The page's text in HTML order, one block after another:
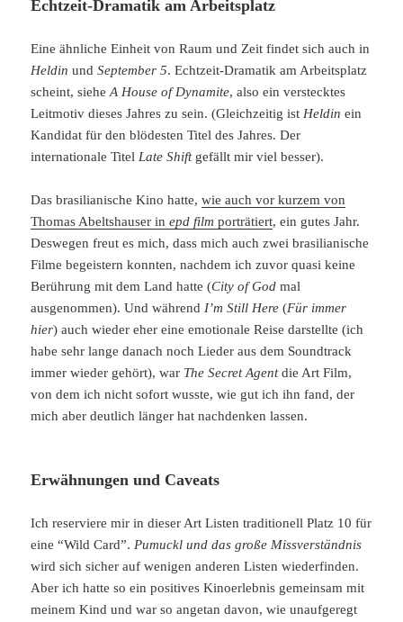
Echtzeit-Dramatik am Arbeitsplatz
Eine ähnliche Einheit von Raum und Zeit findet sich auch in
Heldin undSeptember 5. Echtzeit-Dramatik am Arbeitsplatz
scheint, sieheA House of Dynamite, also ein verstecktes
Leitmotiv dieses Jahres zu sein. (Gleichzeitig ist Heldin ein
Kandidat für den blödesten Titel des Jahres. Der
internationale Titel Late Shiftgefällt mir viel besser).
Das brasilianische Kino hatte,wie auch vor kurzem von
Thomas Abeltshauser inepd film porträtiert, ein gutes Jahr.
Deswegen freut es mich, dass mich auch zwei brasilianische
Filme begeistern konnten, nachdem ich zuvor quasi keine
Berührung mit dem Land hatte (City of Godmal
ausgenommen). Und während I’m Still Here(Für immer
hier) auch wieder eher eine emotionale Reise darstellte (ich
habe sehr lange danach noch Lieder aus dem Soundtrack
immer wieder gehört), war The Secret Agentdie Art Film,
von dem ich nicht sofort wusste, wie gut ich ihn fand, der
mich aber deutlich länger hat nachdenken lassen.
Erwähnungen und Caveats
Ich reserviere mir in dieser Art Listen traditionell Platz 10 für
eine “Wild Card”. Pumuckl und das große Missverständnis
wird sich sicher auf wenigen anderen Listen wiederfinden.
Aber ich hatte so ein positives Kinoerlebnis gemeinsam mit
meinem Kind und war so angetan davon, wie unaufgeregt